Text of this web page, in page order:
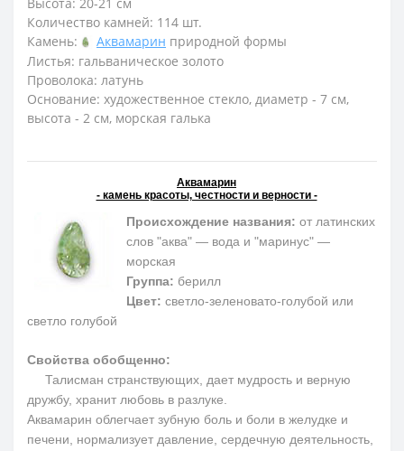
Количество камней: 114 шт.
Камень:
Аквамарин природной формы
Листья: гальваническое золото
Проволока: латунь
Основание: художественное стекло, диаметр - 7 см,
высота - 2 см, морская галька
Аквамарин
- камень красоты, честности и верности -
Происхождение названия: от латинских
слов "аква" — вода и "маринус" —
морская
Группа: берилл
Цвет: светло-зеленовато-голубой или
светло голубой
Свойства обобщенно:
Талисман странствующих, дает мудрость и верную
дружбу, хранит любовь в разлуке.
Аквамарин облегчает зубную боль и боли в желудке и
печени, нормализует давление, сердечную деятельность,